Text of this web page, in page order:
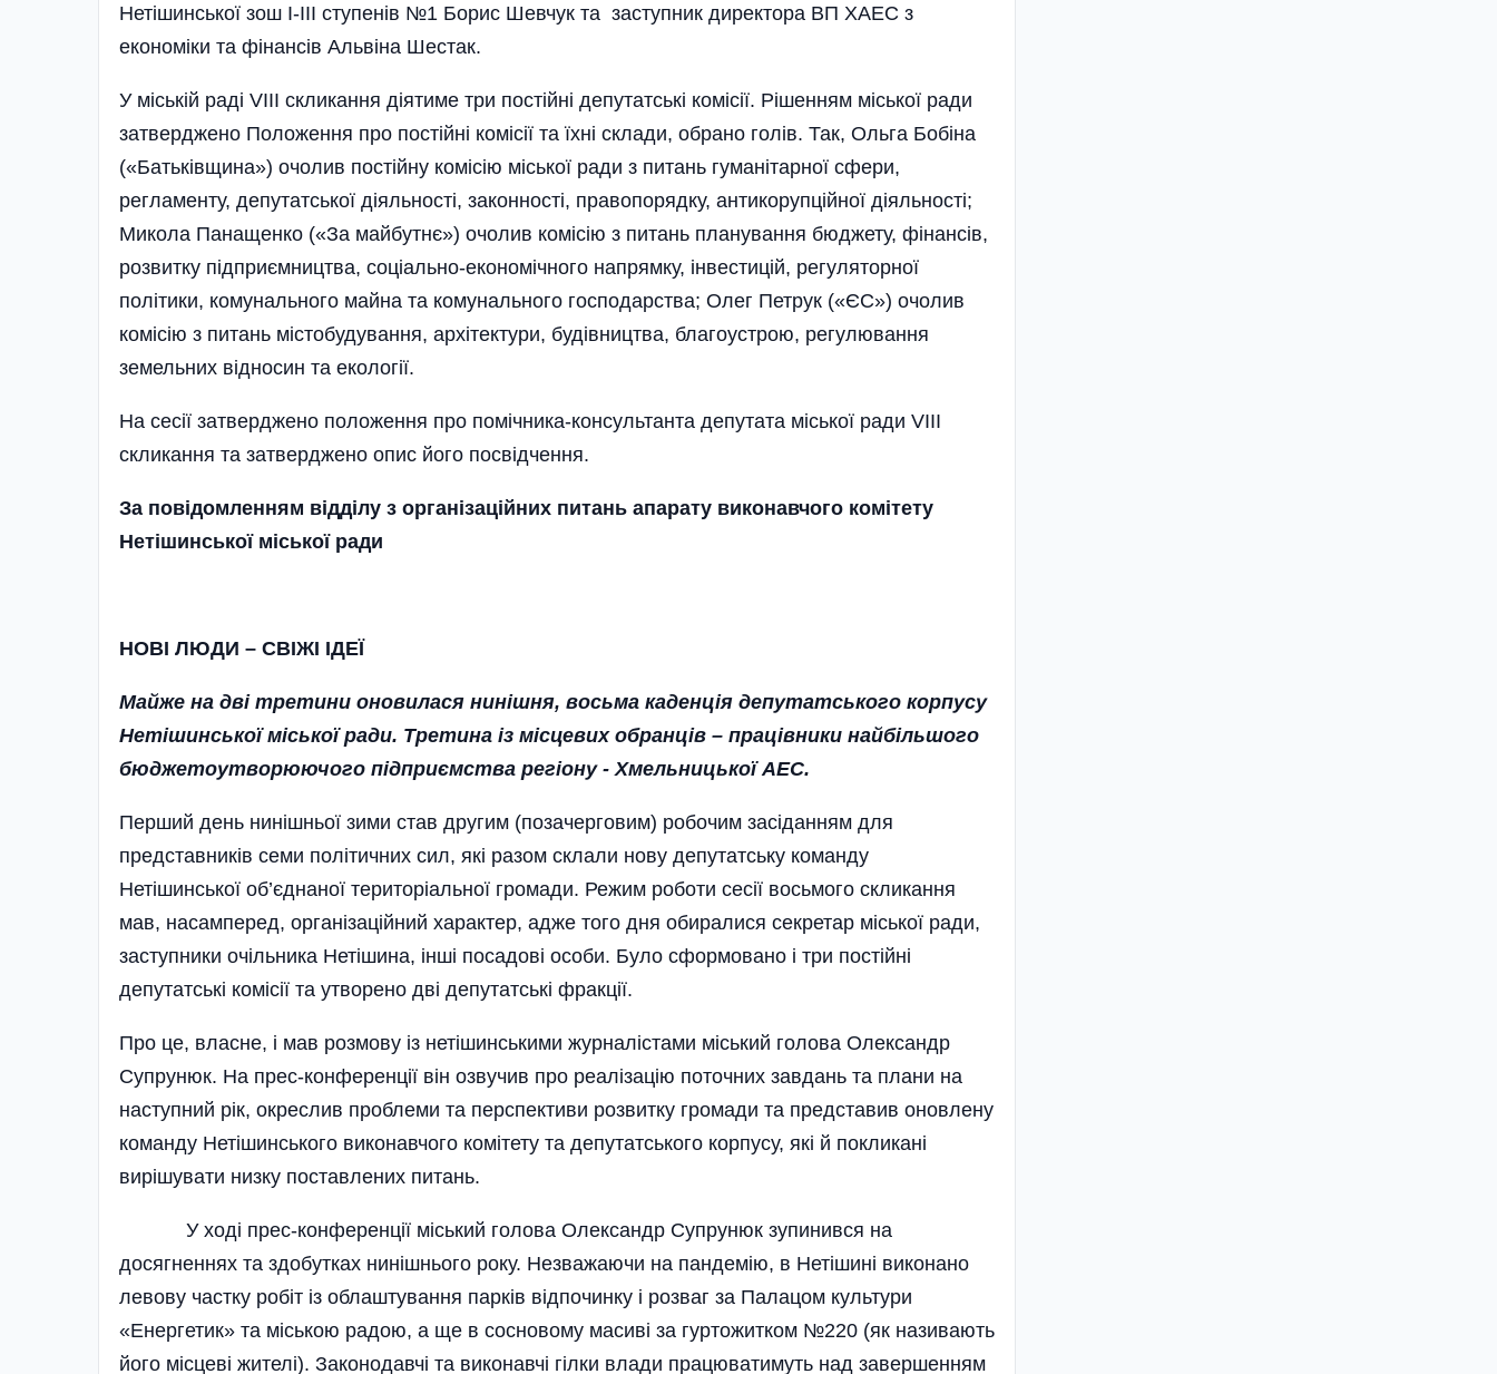
Нетішинської зош І-ІІІ ступенів №1 Борис Шевчук та заступник директора ВП ХАЕС з
економіки та фінансів Альвіна Шестак.
У міській раді VIII скликання діятиме три постійні депутатські комісії. Рішенням міської ради
затверджено Положення про постійні комісії та їхні склади, обрано голів. Так, Ольга Бобіна
(«Батьківщина») очолив постійну комісію міської ради з питань гуманітарної сфери,
регламенту, депутатської діяльності, законності, правопорядку, антикорупційної діяльності;
Микола Панащенко («За майбутнє») очолив комісію з питань планування бюджету, фінансів,
розвитку підприємництва, соціально-економічного напрямку, інвестицій, регуляторної
політики, комунального майна та комунального господарства; Олег Петрук («ЄС») очолив
комісію з питань містобудування, архітектури, будівництва, благоустрою, регулювання
земельних відносин та екології.
На сесії затверджено положення про помічника-консультанта депутата міської ради VIII
скликання та затверджено опис його посвідчення.
За повідомленням відділу з організаційних питань апарату виконавчого комітету
Нетішинської міської ради
НОВІ ЛЮДИ – СВІЖІ ІДЕЇ
Майже на дві третини оновилася нинішня, восьма каденція депутатського корпусу
Нетішинської міської ради. Третина із місцевих обранців – працівники найбільшого
бюджетоутворюючого підприємства регіону - Хмельницької АЕС.
Перший день нинішньої зими став другим (позачерговим) робочим засіданням для
представників семи політичних сил, які разом склали нову депутатську команду
Нетішинської об’єднаної територіальної громади. Режим роботи сесії восьмого скликання
мав, насамперед, організаційний характер, адже того дня обиралися секретар міської ради,
заступники очільника Нетішина, інші посадові особи. Було сформовано і три постійні
депутатські комісії та утворено дві депутатські фракції.
Про це, власне, і мав розмову із нетішинськими журналістами міський голова Олександр
Супрунюк. На прес-конференції він озвучив про реалізацію поточних завдань та плани на
наступний рік, окреслив проблеми та перспективи розвитку громади та представив оновлену
команду Нетішинського виконавчого комітету та депутатського корпусу, які й покликані
вирішувати низку поставлених питань.
У ході прес-конференції міський голова Олександр Супрунюк зупинився на
досягненнях та здобутках нинішнього року. Незважаючи на пандемію, в Нетішині виконано
левову частку робіт із облаштування парків відпочинку і розваг за Палацом культури
«Енергетик» та міською радою, а ще в сосновому масиві за гуртожитком №220 (як називають
його місцеві жителі). Законодавчі та виконавчі гілки влади працюватимуть над завершенням